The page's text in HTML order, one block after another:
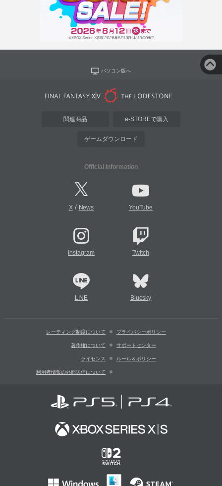
パソコン版へ
関連商品 e-STOREで購入
ゲームダウンロード
Official Information
X/ News YouTube
Instagram Twitch
LINE Bluesky
レーティング制度について プライバシーポリシー
著作権について サポートセンター
ライセンス ルール＆ポリシー
利用者情報の外部送信について